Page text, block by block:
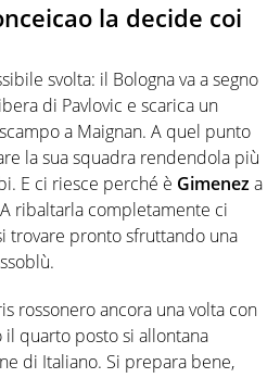
la decide coi
svolta: il Bologna va a segno
di Pavlovic e scarica un
a Maignan. A quel punto
la sua squadra rendendola più
E ci riesce perché è Gimeneza
ribaltarla completamente ci
trovare pronto sfruttando una
rossonero ancora una volta con
il quarto posto si allontana
di Italiano. Si prepara bene,